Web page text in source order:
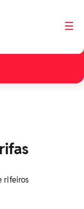
☰
rifeiros